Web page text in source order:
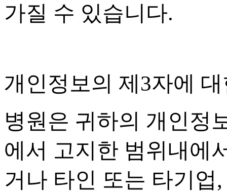
가질 수 있습니다.
개인정보의 제3자에
병원은 귀하의 개인정
에서 고지한 범위내에
거나 타인 또는 타기업